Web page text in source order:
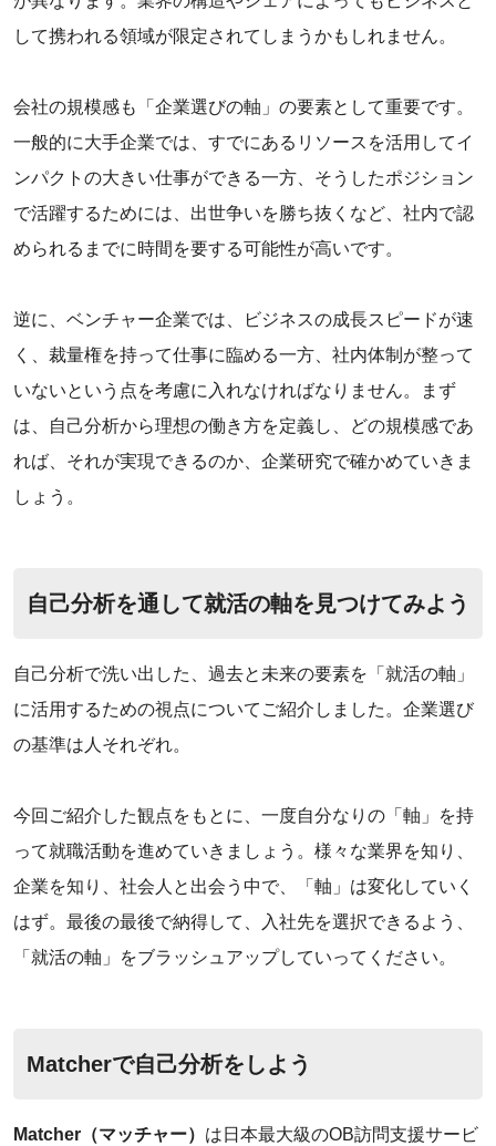
して携われる領域が限定されてしまうかもしれません。
‌会社の規模感も「企業選びの軸」の要素として重要です。
一般的に大手企業では、すでにあるリソースを活用してイ
ンパクトの大きい仕事ができる一方、そうしたポジション
で活躍するためには、出世争いを勝ち抜くなど、社内で認
められるまでに時間を要する可能性が高いです。
‌逆に、ベンチャー企業では、ビジネスの成長スピードが速
く、裁量権を持って仕事に臨める一方、社内体制が整って
いないという点を考慮に入れなければなりません。まず
は、自己分析から理想の働き方を定義し、どの規模感であ
れば、それが実現できるのか、企業研究で確かめていきま
しょう。
自己分析を通して就活の軸を見つけてみよう
自己分析で洗い出した、過去と未来の要素を「就活の軸」
に活用するための視点についてご紹介しました。企業選び
の基準は人それぞれ。
‌今回ご紹介した観点をもとに、一度自分なりの「軸」を持
って就職活動を進めていきましょう。様々な業界を知り、
企業を知り、社会人と出会う中で、「軸」は変化していく
はず。最後の最後で納得して、入社先を選択できるよう、
「就活の軸」をブラッシュアップしていってください。
Matcherで自己分析をしよう
Matcher（マッチャー） は日本最大級のOB訪問支援サービ